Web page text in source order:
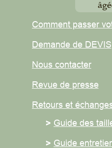
Comment passer
Demande de DEVIS
Nous contacter
Revue de presse
Retours et
> Guide des
> Guide